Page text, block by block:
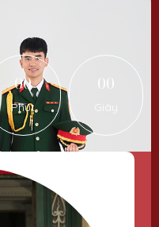
00
Phút
00
Giây